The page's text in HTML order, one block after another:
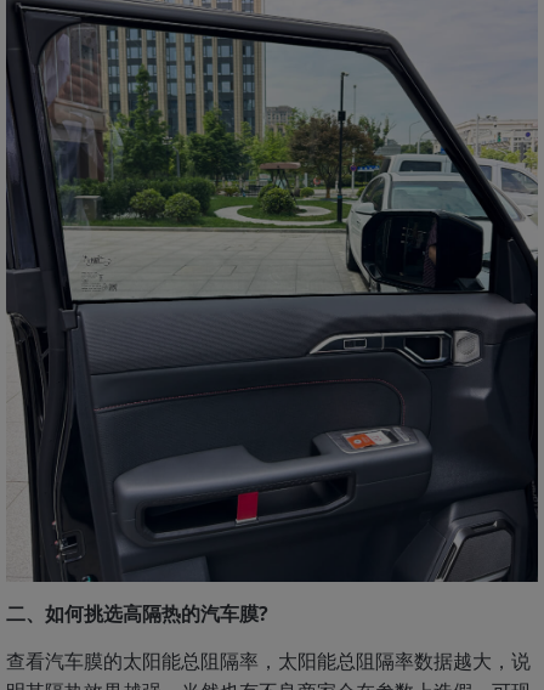
二、如何挑选高隔热的汽车膜?
查看汽车膜的太阳能总阻隔率，太阳能总阻隔率数据越大，说